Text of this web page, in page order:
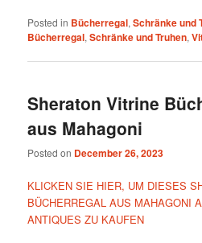
Posted in Bücherregal,Schränke und
Bücherregal,Schränke und Truhen,
Sheraton Vitrine
aus Mahagoni
Posted on December 26, 2023
KLICKEN SIE HIER, UM DIESES
BÜCHERREGAL AUS MAHAGONI
ANTIQUES ZU KAUFEN